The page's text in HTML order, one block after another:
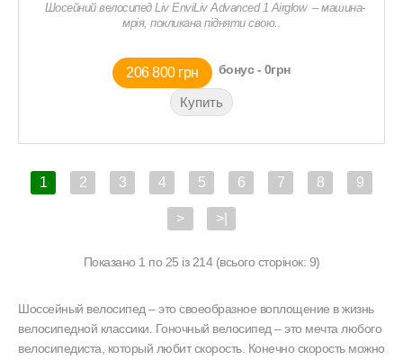
Шосейний велосипед Liv EnviLiv Advanced 1 Airglow – машина-
мрія, покликана підняти свою..
206 800 грн бонус - 0грн
1 2 3 4 5 6 7 8 9
> >|
Показано 1 по 25 із 214 (всього сторінок: 9)
Шоссейный велосипед – это своеобразное воплощение в жизнь
велосипедной классики. Гоночный велосипед – это мечта любого
велосипедиста, который любит скорость. Конечно скорость можно